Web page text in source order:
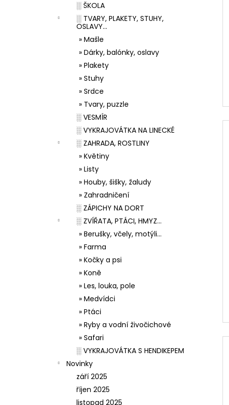
░ ŠKOLA
░ TVARY, PLAKETY, STUHY,
OSLAVY...
» Mašle
» Dárky, balónky, oslavy
» Plakety
» Stuhy
» Srdce
» Tvary, puzzle
░ VESMÍR
░ VYKRAJOVÁTKA NA LINECKÉ
░ ZAHRADA, ROSTLINY
» Květiny
» Listy
» Houby, šišky, žaludy
» Zahradničení
░ ZÁPICHY NA DORT
░ ZVÍŘATA, PTÁCI, HMYZ...
» Berušky, včely, motýli...
» Farma
» Kočky a psi
» Koně
» Les, louka, pole
» Medvídci
» Ptáci
» Ryby a vodní živočichové
» Safari
░ VYKRAJOVÁTKA S HENDIKEPEM
Novinky
září 2025
říjen 2025
listopad 2025